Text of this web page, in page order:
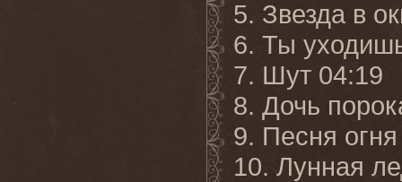
5. Звезда в
6. Ты
7. Шут 04:19
8. Дочь
9. Песня
10. Лунная